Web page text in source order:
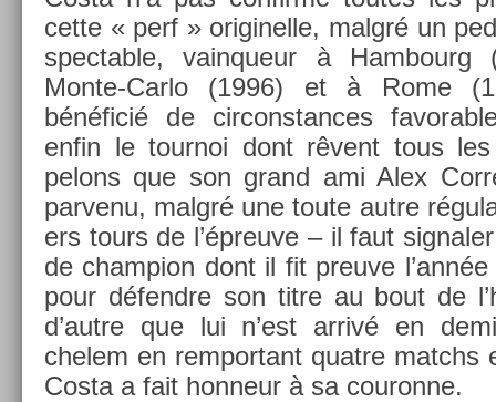
cette « perf » originel­le, malgré un
spect­able, vain­queur à Ham­bourg
Monte-Carlo (1996) et à Rome
bénéficié de cir­constan­ces
enfin le tour­noi dont rêvent tous
pelons que son grand ami Alex
par­venu, malgré une toute autre
ers tours de l’épreuve – il faut
de champ­ion dont il fit pre­uve
pour défendre son titre au bout de
d’autre que lui n’est arrivé en
chelem en re­mpor­tant quat­re matchs
Costa a fait hon­neur à sa co­uron­ne.